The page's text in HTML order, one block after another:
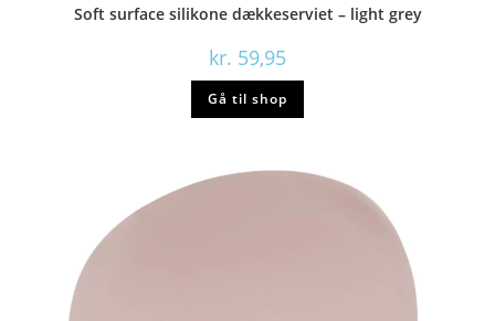
Soft surface silikone dækkeserviet – light grey
kr. 59,95
Gå til shop